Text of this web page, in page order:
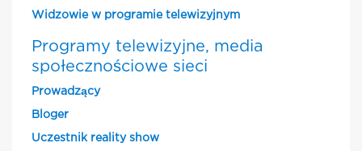
Widzowie w programie telewizyjnym
Programy telewizyjne, media
społecznościowe sieci
Prowadzący
Bloger
Uczestnik reality show